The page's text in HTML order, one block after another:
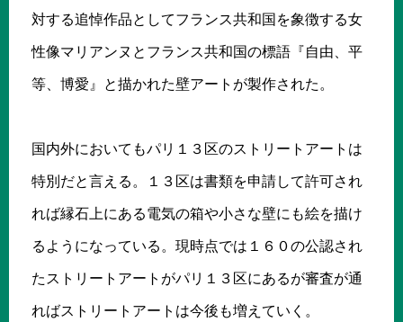
対する追悼作品としてフランス共和国を象徴する女
性像マリアンヌとフランス共和国の標語『自由、平
等、博愛』と描かれた壁アートが製作された。
国内外においてもパリ１３区のストリートアートは
特別だと言える。１３区は書類を申請して許可され
れば縁石上にある電気の箱や小さな壁にも絵を描け
るようになっている。現時点では１６０の公認され
たストリートアートがパリ１３区にあるが審査が通
ればストリートアートは今後も増えていく。